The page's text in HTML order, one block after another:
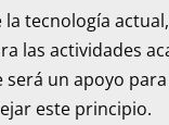
la tecnología
las actividades
un apoyo
este principio.